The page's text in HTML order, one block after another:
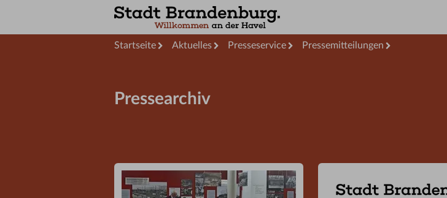
Startseite Aktuelles Presseservice Pressemitteilungen
Pressearchiv